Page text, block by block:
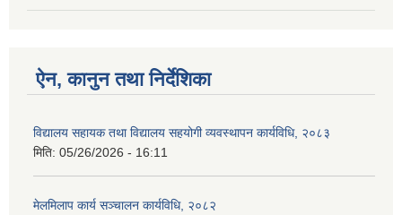
ऐन, कानुन तथा निर्देशिका
विद्यालय सहायक तथा विद्यालय सहयोगी व्यवस्थापन कार्यविधि, २०८३
मिति: 05/26/2026 - 16:11
मेलमिलाप कार्य सञ्चालन कार्यविधि, २०८२